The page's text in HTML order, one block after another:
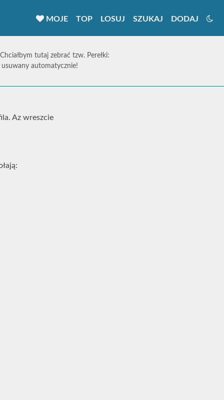
MOJE TOP LOSUJ SZUKAJ DODAJ
tutaj zebrać tzw. Perełki:
usuwany automatycznie!
Az wreszcie